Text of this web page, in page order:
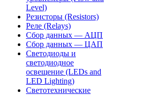
Level)
Резисторы (Resistors)
Реле (Relays)
Сбор данных — АЦП
Сбор данных — ЦАП
Светодиоды и
светодиодное
освещение (LEDs and
LED Lighting)
Светотехнические